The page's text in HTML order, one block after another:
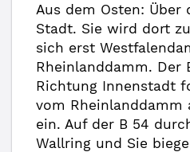
Aus dem Osten: Über
Stadt. Sie wird dort
sich erst
Rheinlanddamm. Der
Richtung Innenstadt
vom Rheinlanddamm
ein. Auf der B 54
Wallring und Sie